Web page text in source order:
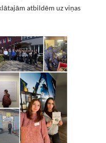
atbildēm uz viņas